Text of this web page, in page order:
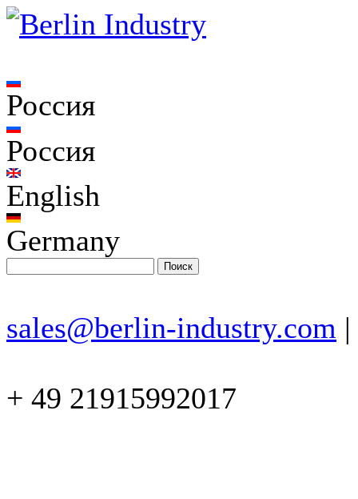
Россия
Россия
English
Germany
sales@berlin-industry.com |
+ 49 21915992017